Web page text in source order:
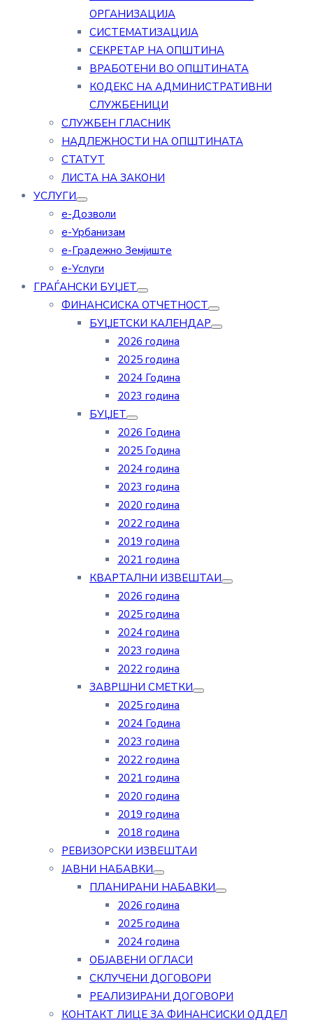
ОРГАНИЗАЦИЈА
СИСТЕМАТИЗАЦИЈА
СЕКРЕТАР НА ОПШТИНА
ВРАБОТЕНИ ВО ОПШТИНАТА
КОДЕКС НА АДМИНИСТРАТИВНИ
СЛУЖБЕНИЦИ
СЛУЖБЕН ГЛАСНИК
НАДЛЕЖНОСТИ НА ОПШТИНАТА
СТАТУТ
ЛИСТА НА ЗАКОНИ
УСЛУГИ
е-Дозволи
е-Урбанизам
е-Градежно Земјиште
е-Услуги
ГРАЃАНСКИ БУЏЕТ
ФИНАНСИСКА ОТЧЕТНОСТ
БУЏЕТСКИ КАЛЕНДАР
2026 година
2025 година
2024 Година
2023 година
БУЏЕТ
2026 Година
2025 Година
2024 година
2023 година
2020 година
2022 година
2019 година
2021 година
КВАРТАЛНИ ИЗВЕШТАИ
2026 година
2025 година
2024 година
2023 година
2022 година
ЗАВРШНИ СМЕТКИ
2025 година
2024 Година
2023 година
2022 година
2021 година
2020 година
2019 година
2018 година
РЕВИЗОРСКИ ИЗВЕШТАИ
ЈАВНИ НАБАВКИ
ПЛАНИРАНИ НАБАВКИ
2026 година
2025 година
2024 година
ОБЈАВЕНИ ОГЛАСИ
СКЛУЧЕНИ ДОГОВОРИ
РЕАЛИЗИРАНИ ДОГОВОРИ
КОНТАКТ ЛИЦЕ ЗА ФИНАНСИСКИ ОДДЕЛ